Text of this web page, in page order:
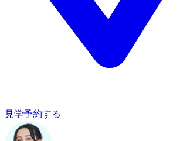
見学予約する